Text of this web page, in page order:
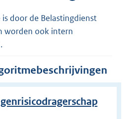
door de Belastingdienst
worden ook intern